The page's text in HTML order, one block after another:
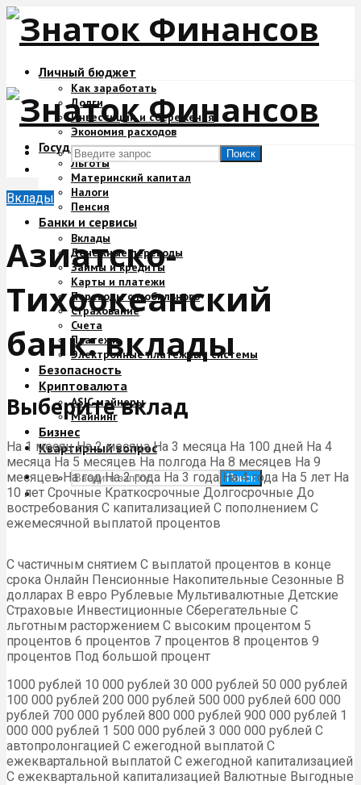
Личный бюджет
Как заработать
Долги
Инвестиции и сбережения
Экономия расходов
Государство и деньги
Льготы
Материнский капитал
Налоги
Пенсия
Банки и сервисы
Вклады
Денежные переводы
Займы и кредиты
Карты и платежи
Переводы с мобильного
Страхование
Счета
Платежи
Электронные платежные системы
Безопасность
Криптовалюта
ASIC майнеры
Майнинг
Бизнес
Квартирный вопрос
Поиск
Поиск
Вклады
Азиатско-
Тихоокеанский
банк: вклады
Выберите вклад
На 1 месяц На 2 месяца На 3 месяца На 100 дней На 4
месяца На 5 месяцев На полгода На 8 месяцев На 9
месяцев На год На 2 года На 3 года На 4 года На 5 лет На
10 лет Срочные Краткосрочные Долгосрочные До
востребования С капитализацией С пополнением С
ежемесячной выплатой процентов
С частичным снятием С выплатой процентов в конце
срока Онлайн Пенсионные Накопительные Сезонные В
долларах В евро Рублевые Мультивалютные Детские
Страховые Инвестиционные Сберегательные С
льготным расторжением С высоким процентом 5
процентов 6 процентов 7 процентов 8 процентов 9
процентов Под большой процент
1000 рублей 10 000 рублей 30 000 рублей 50 000 рублей
100 000 рублей 200 000 рублей 500 000 рублей 600 000
рублей 700 000 рублей 800 000 рублей 900 000 рублей 1
000 000 рублей 1 500 000 рублей 3 000 000 рублей С
автопролонгацией С ежегодной выплатой С
ежеквартальной выплатой С ежегодной капитализацией
С ежеквартальной капитализацией Валютные Выгодные